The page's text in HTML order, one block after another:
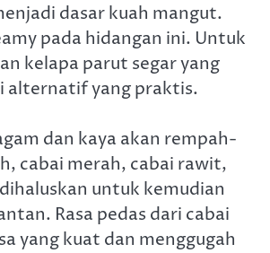
dasar kuah mangut.
pada hidangan ini. Untuk
kelapa parut segar yang
alternatif yang praktis.
dan kaya akan rempah-
cabai merah, cabai rawit,
untuk kemudian
Rasa pedas dari cabai
yang kuat dan menggugah